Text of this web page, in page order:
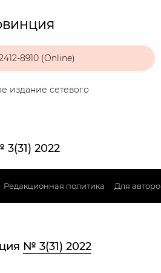
8910 (Online)
издание сетевого
2022
Редакционная политика Для
№ 3(31) 2022